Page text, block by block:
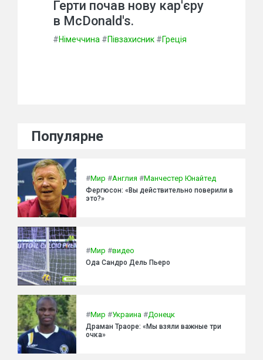
Герти почав нову кар'єру
в McDonald's.
#Німеччина #Півзахисник #Греція
Популярне
#Мир #Англия #Манчестер Юнайтед
Фергюсон: «Вы действительно поверили в
это?»
#Мир #видео
Ода Сандро Дель Пьеро
#Мир #Украина #Донецк
Драман Траоре: «Мы взяли важные три
очка»